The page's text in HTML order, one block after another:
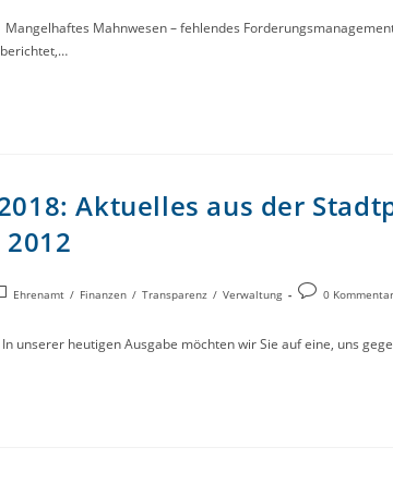
Mahnwesen – fehlendes
Aktuelles aus der
Ehrenamt / Finanzen / Transparenz / Verwaltung 0
unserer heutigen Ausgabe möchten wir Sie auf eine, uns